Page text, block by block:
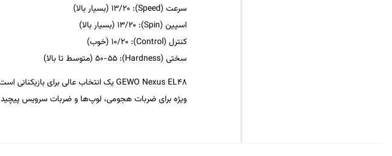
سرعت (Speed)
: 13/20 (بسیار بالا)
اسپین (Spin)
: 13/20 (بسیار بالا)
کنترل (Control)
: 10/20 (خوب)
سختی (Hardness)
: 50-55 (متوسط تا بالا)
GEWO Nexus EL48یک انتخاب عالی برای بازیکنانی
ویژه برای ضربات هجومی، لوپ‌ها و ضربات سرویس پیچیده